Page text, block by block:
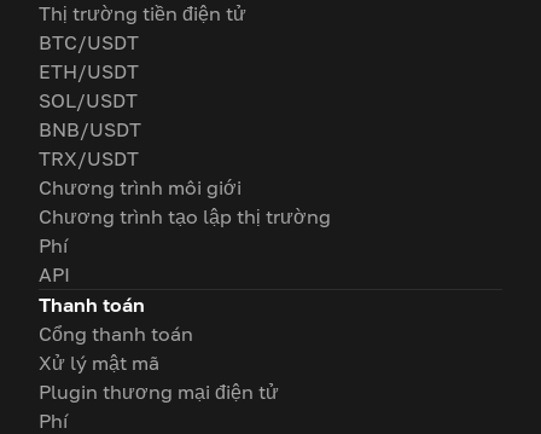
Thị trường tiền điện tử
BTC/USDT
ETH/USDT
SOL/USDT
BNB/USDT
TRX/USDT
Chương trình môi giới
Chương trình tạo lập thị trường
Phí
API
Thanh toán
Cổng thanh toán
Xử lý mật mã
Plugin thương mại điện tử
Phí